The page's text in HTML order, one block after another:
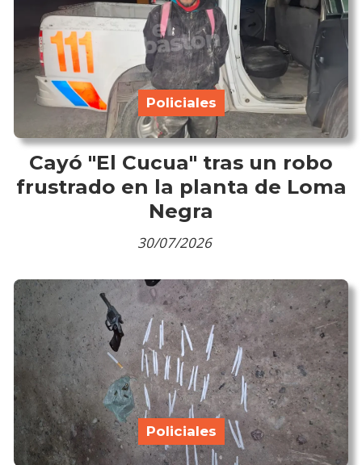
Cayó "El Cucua" tras un robo
frustrado en la planta de Loma
Negra
Policiales
30/07/2026
Policiales